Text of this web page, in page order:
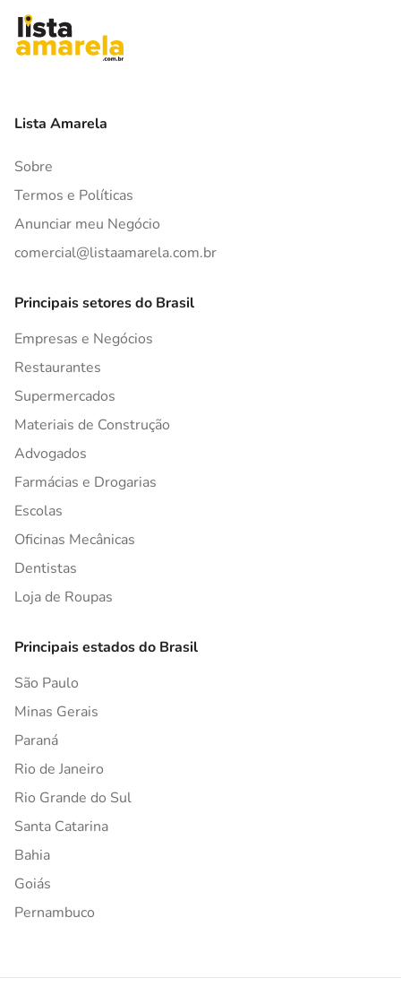
Lista Amarela
Sobre
Termos e Políticas
Anunciar meu Negócio
comercial@listaamarela.com.br
Principais setores do Brasil
Empresas e Negócios
Restaurantes
Supermercados
Materiais de Construção
Advogados
Farmácias e Drogarias
Escolas
Oficinas Mecânicas
Dentistas
Loja de Roupas
Principais estados do Brasil
São Paulo
Minas Gerais
Paraná
Rio de Janeiro
Rio Grande do Sul
Santa Catarina
Bahia
Goiás
Pernambuco